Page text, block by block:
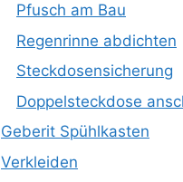
Pfusch am Bau
Regenrinne abdichten
Steckdosensicherung
Doppelsteckdose
Geberit Spühlkasten
Verkleiden